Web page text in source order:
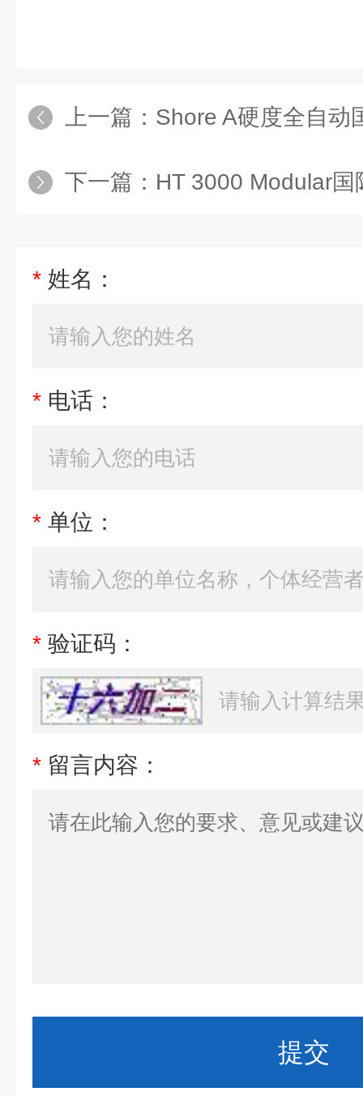
上一篇： Shore A硬度全自动
下一篇： HT 3000 Modular国际
* 姓名：
* 电话：
* 单位：
* 验证码：
* 留言内容：